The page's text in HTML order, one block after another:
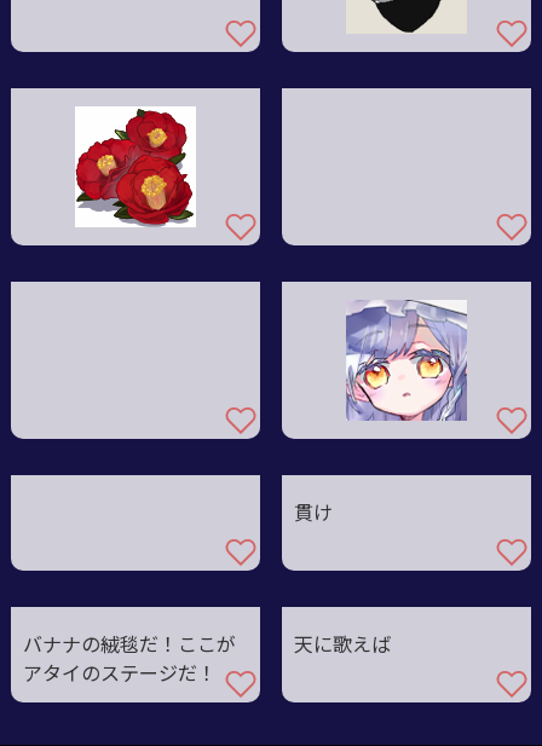
貫け
バナナの絨毯だ！ここが
アタイのステージだ！
天に歌えば